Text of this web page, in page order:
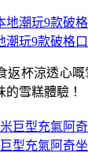
潮玩9款破格
返杯涼透心
的雪糕體驗！
型充氣阿奇